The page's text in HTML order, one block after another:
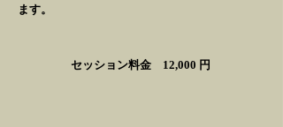
ます。
セッション料金 12,000 円